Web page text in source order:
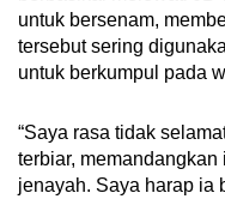
untuk bersenam,
tersebut sering
untuk berkumpul pada
“Saya rasa tidak
terbiar,
jenayah. Saya harap ia